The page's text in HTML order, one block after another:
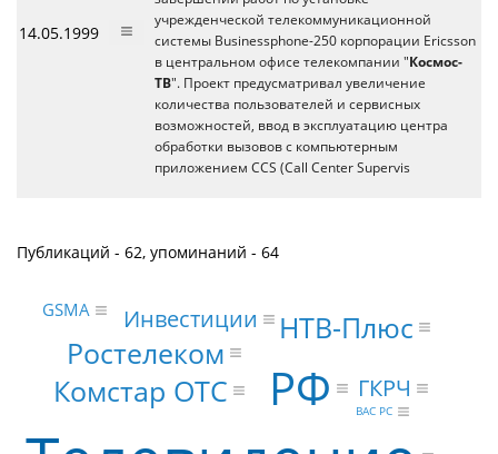
14.05.1999
учрежденческой телекоммуникационной
системы Businessphone-250 корпорации Ericsson
в центральном офисе телекомпании "Космос-
ТВ". Проект предусматривал увеличение
количества пользователей и сервисных
возможностей, ввод в эксплуатацию центра
обработки вызовов с компьютерным
приложением CCS (Call Center Supervis
Публикаций - 62, упоминаний - 64
РФ
Комстар ОТС
Ростелеком
НТВ-Плюс
ГКРЧ
Инвестиции
GSMA
ВАС РС